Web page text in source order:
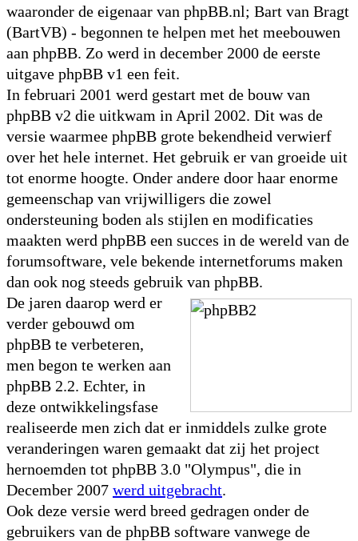
waaronder de eigenaar van phpBB.nl; Bart van Bragt
(BartVB) - begonnen te helpen met het meebouwen
aan phpBB. Zo werd in december 2000 de eerste
uitgave phpBB v1 een feit.
In februari 2001 werd gestart met de bouw van
phpBB v2 die uitkwam in April 2002. Dit was de
versie waarmee phpBB grote bekendheid verwierf
over het hele internet. Het gebruik er van groeide uit
tot enorme hoogte. Onder andere door haar enorme
gemeenschap van vrijwilligers die zowel
ondersteuning boden als stijlen en modificaties
maakten werd phpBB een succes in de wereld van de
forumsoftware, vele bekende internetforums maken
dan ook nog steeds gebruik van phpBB.
De jaren daarop werd er
verder gebouwd om
phpBB te verbeteren,
men begon te werken aan
phpBB 2.2. Echter, in
deze ontwikkelingsfase
realiseerde men zich dat er inmiddels zulke grote
veranderingen waren gemaakt dat zij het project
hernoemden tot phpBB 3.0 "Olympus", die in
December 2007 werd uitgebracht.
Ook deze versie werd breed gedragen onder de
gebruikers van de phpBB software vanwege de